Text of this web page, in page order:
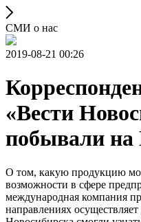
СМИ о нас
2019-08-21 00:26
«Вести
побывали на
О том, какую продукцию
возможности в сфере
международная компания
направлениях